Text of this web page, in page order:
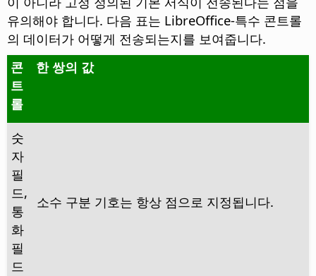
유의해야 합니다. 다음 표는 LibreOffice-특수 콘트롤
의 데이터가 어떻게 전송되는지를 보여줍니다.
콘
트
롤
한 쌍의 값
숫
자
필
드,
통
화
필
드
소수 구분 기호는 항상 점으로 지정됩니다.